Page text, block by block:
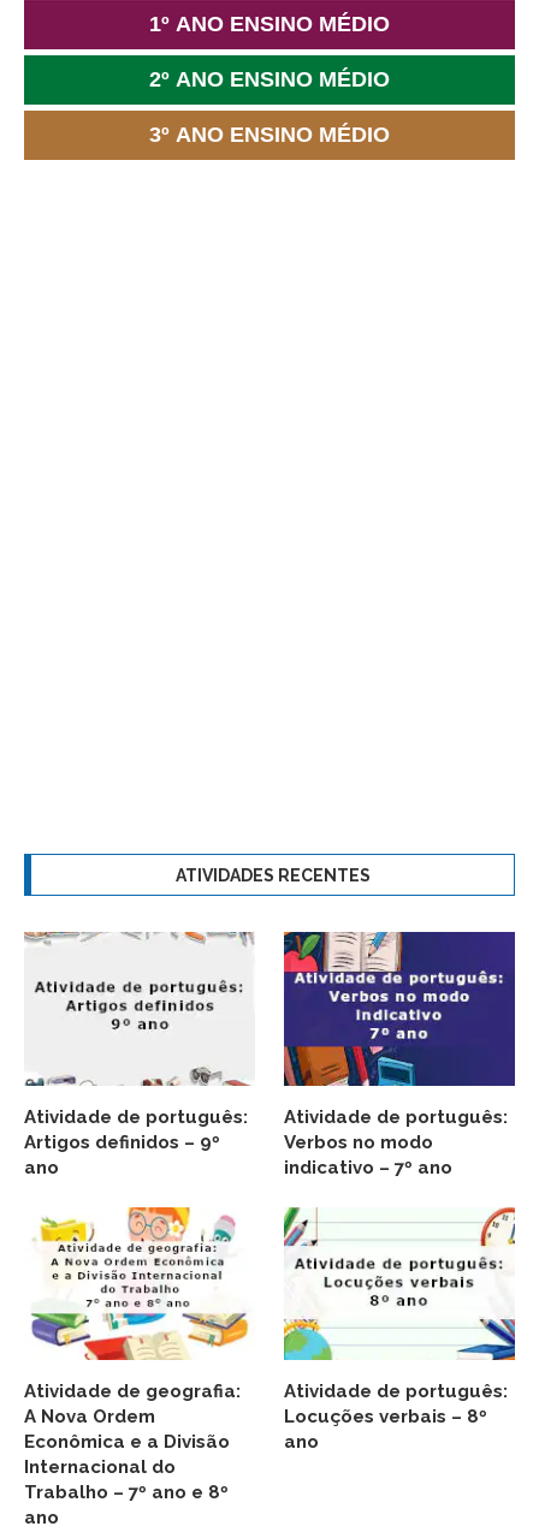
1º ANO ENSINO MÉDIO
2º ANO ENSINO MÉDIO
3º ANO ENSINO MÉDIO
ATIVIDADES RECENTES
Atividade de português:
Artigos definidos – 9º
ano
Atividade de português:
Verbos no modo
indicativo – 7º ano
Atividade de geografia:
A Nova Ordem
Econômica e a Divisão
Internacional do
Trabalho – 7º ano e 8º
ano
Atividade de português:
Locuções verbais – 8º
ano